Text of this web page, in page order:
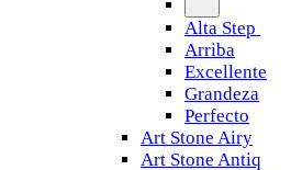
Alta Step
Arriba
Excellente
Grandeza
Perfecto
Art Stone Airy
Art Stone Antiq